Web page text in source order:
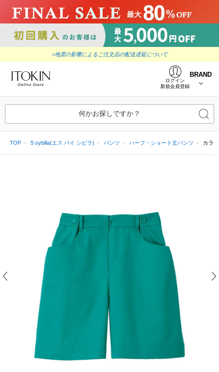
>地震の影響によるご注文品の配送遅延について
ログイン
新規会員登録
BRAND
何かお探しですか？
TOP S sybilla(エス バイ シビラ) パンツ ハーフ・ショート丈パンツ カラ